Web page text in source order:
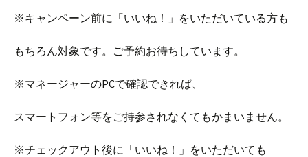
※キャンペーン前に「いいね！」をいただいている方も
もちろん対象です。ご予約お待ちしています。
※マネージャーのPCで確認できれば、
スマートフォン等をご持参されなくてもかまいません。
※チェックアウト後に「いいね！」をいただいても